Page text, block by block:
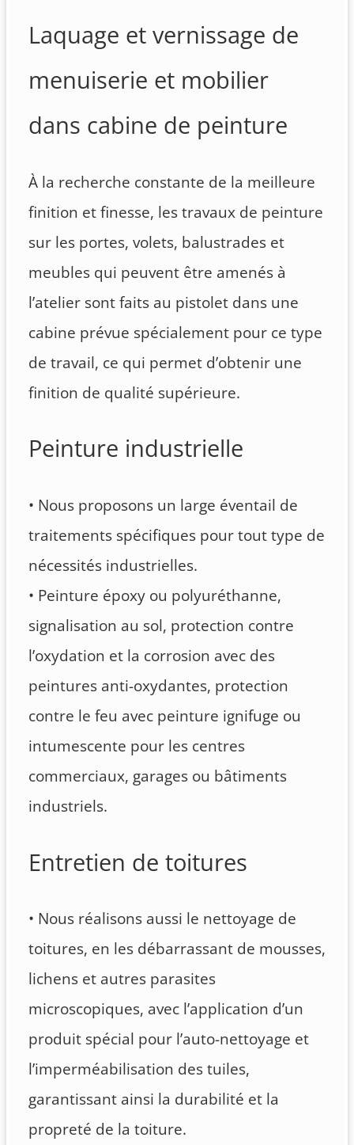
Laquage et vernissage de
menuiserie et mobilier
dans cabine de peinture
À la recherche constante de la meilleure
finition et finesse, les travaux de peinture
sur les portes, volets, balustrades et
meubles qui peuvent être amenés à
l’atelier sont faits au pistolet dans une
cabine prévue spécialement pour ce type
de travail, ce qui permet d’obtenir une
finition de qualité supérieure.
Peinture industrielle
• Nous proposons un large éventail de
traitements spécifiques pour tout type de
nécessités industrielles.
• Peinture époxy ou polyuréthanne,
signalisation au sol, protection contre
l’oxydation et la corrosion avec des
peintures anti-oxydantes, protection
contre le feu avec peinture ignifuge ou
intumescente pour les centres
commerciaux, garages ou bâtiments
industriels.
Entretien de toitures
• Nous réalisons aussi le nettoyage de
toitures, en les débarrassant de mousses,
lichens et autres parasites
microscopiques, avec l’application d’un
produit spécial pour l’auto-nettoyage et
l’imperméabilisation des tuiles,
garantissant ainsi la durabilité et la
propreté de la toiture.